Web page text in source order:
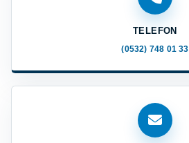
TELEFON
(0532) 748 01 33